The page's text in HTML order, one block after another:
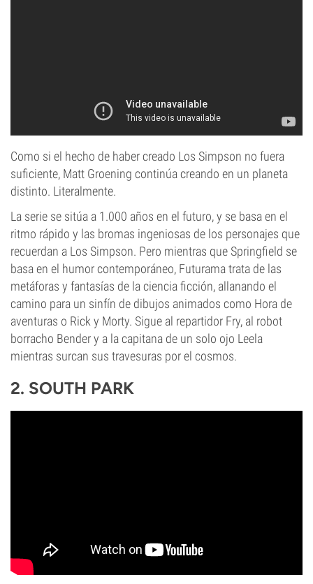
Como si el hecho de haber creado Los Simpson no fuera
suficiente, Matt Groening continúa creando en un planeta
distinto. Literalmente.
La serie se sitúa a 1.000 años en el futuro, y se basa en el
ritmo rápido y las bromas ingeniosas de los personajes que
recuerdan a Los Simpson. Pero mientras que Springfield se
basa en el humor contemporáneo, Futurama trata de las
metáforas y fantasías de la ciencia ficción, allanando el
camino para un sinfín de dibujos animados como Hora de
aventuras o Rick y Morty. Sigue al repartidor Fry, al robot
borracho Bender y a la capitana de un solo ojo Leela
mientras surcan sus travesuras por el cosmos.
2. SOUTH PARK